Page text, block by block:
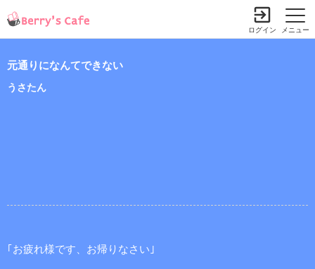
メニュー
ログイン
元通りになんてできない
うさたん
｢お疲れ様です、お帰りなさい｣